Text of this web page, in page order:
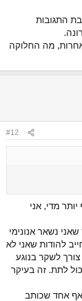
התגובות
מה החלוקה
#12
מדי, אני
נשאר אנונימי
להודות שאני לא
לשקר בנוגע
לתת. זה בעיקר
אחד שכותב